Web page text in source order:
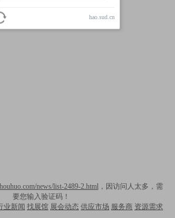
news/list-2489-2.html，因访问人太多，需
要您输入验证码！
业新闻 找展馆 展会动态 供应市场 服务商 资源需求
hao.sud.cn